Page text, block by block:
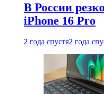
В России
iPhone 16 Pro
2 года спустя2 года